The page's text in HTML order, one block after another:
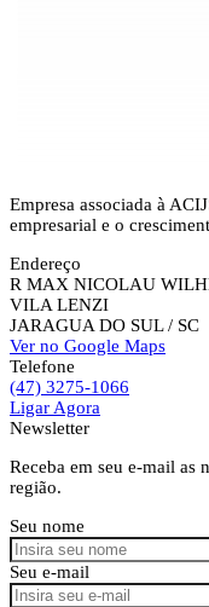
Empresa associada à
empresarial e o
Endereço
R MAX NICOLAU
VILA LENZI
JARAGUA DO SUL / SC
Ver no Google Maps
Telefone
(47) 3275-1066
Ligar Agora
Newsletter
Receba em seu e-mail as
região.
Seu nome
Seu e-mail